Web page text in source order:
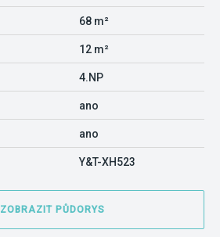
68 m²
12 m²
4.NP
ano
ano
Y&T-XH523
ZOBRAZIT PŮDORYS